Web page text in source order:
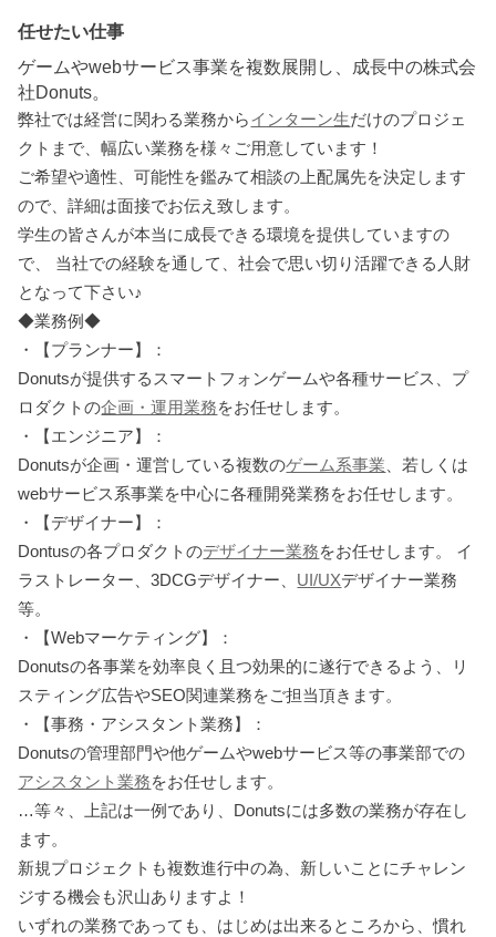
任せたい仕事
ゲームやwebサービス事業を複数展開し、成長中の株式会
社Donuts。
弊社では経営に関わる業務からインターン生だけのプロジェ
クトまで、幅広い業務を様々ご用意しています！
ご希望や適性、可能性を鑑みて相談の上配属先を決定します
ので、詳細は面接でお伝え致します。
学生の皆さんが本当に成長できる環境を提供していますの
で、 当社での経験を通して、社会で思い切り活躍できる人財
となって下さい♪
◆業務例◆
・【プランナー】：
Donutsが提供するスマートフォンゲームや各種サービス、プ
ロダクトの企画・運用業務をお任せします。
・【エンジニア】：
Donutsが企画・運営している複数のゲーム系事業 、若しくは
webサービス系事業を中心に各種開発業務をお任せします。
・【デザイナー】：
Dontusの各プロダクトのデザイナー業務をお任せします。 イ
ラストレーター、3DCGデザイナー、 UI/UXデザイナー業務
等。
・【Webマーケティング】：
Donutsの各事業を効率良く且つ効果的に遂行できるよう、リ
スティング広告やSEO関連業務をご担当頂きます。
・【事務・アシスタント業務】：
Donutsの管理部門や他ゲームやwebサービス等の事業部での
アシスタント業務をお任せします。
…等々、上記は一例であり、Donutsには多数の業務が存在し
ます。
新規プロジェクトも複数進行中の為、新しいことにチャレン
ジする機会も沢山ありますよ！
いずれの業務であっても、はじめは出来るところから、慣れ